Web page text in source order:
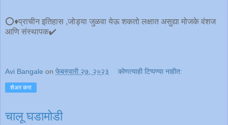
⭕️♦️प्राचीन इतिहास ,जोड्या जुळवा येऊ शकतो लक्षात असुद्या मोजके वंशज
आणि संस्थापक✔️
Avi Bangale on फेब्रुवारी २७, २०२३ कोणत्याही टिप्पण्‍या नाहीत:
शेअर करा
चालू घडामोडी